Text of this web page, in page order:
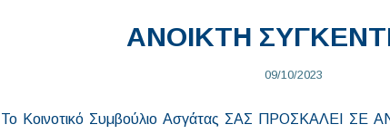
ΑΝΟΙΚΤΗ
09/10/2023
Το Κοινοτικό Συμβούλιο Ασγάτας ΣΑΣ ΠΡΟΣΚΑΛΕΙ ΣΕ